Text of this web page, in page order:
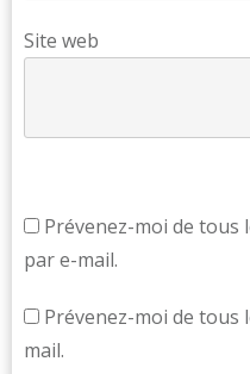
Site web
Prévenez-moi de tous
par e-mail.
Prévenez-moi de tous
mail.